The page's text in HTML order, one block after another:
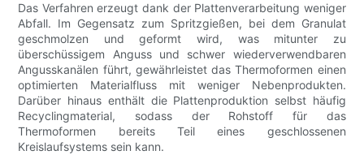
Das Verfahren erzeugt dank der Plattenverarbeitung weniger
Abfall. Im Gegensatz zum Spritzgießen, bei dem Granulat
geschmolzen und geformt wird, was mitunter zu
überschüssigem Anguss und schwer wiederverwendbaren
Angusskanälen führt, gewährleistet das Thermoformen einen
optimierten Materialfluss mit weniger Nebenprodukten.
Darüber hinaus enthält die Plattenproduktion selbst häufig
Recyclingmaterial, sodass der Rohstoff für das
Thermoformen bereits Teil eines geschlossenen
Kreislaufsystems sein kann.